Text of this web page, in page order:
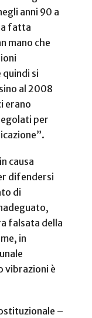
anni 90 a
fatta
mano che
si
al 2008
erano
per
causa
difendersi
di
falsata della
in
vibrazioni è
–